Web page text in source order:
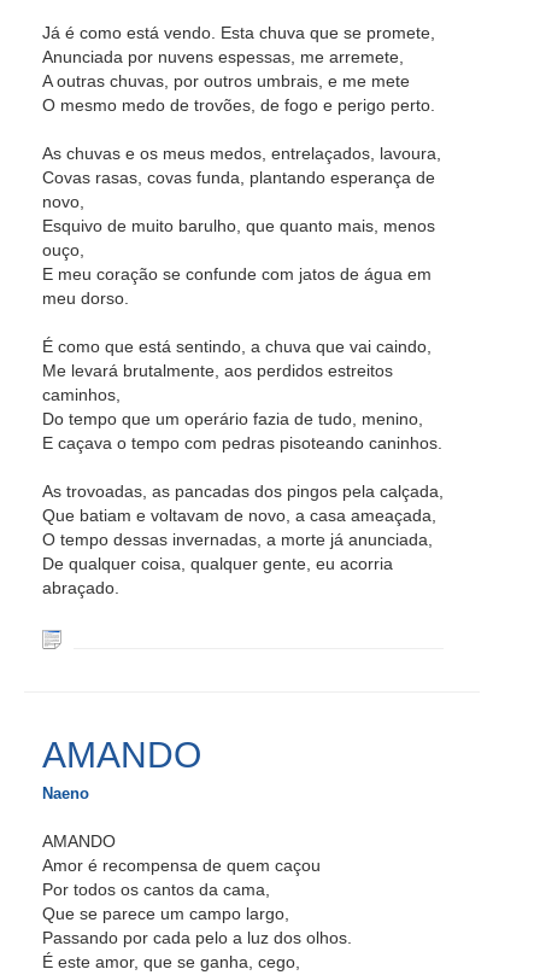
Já é como está vendo. Esta chuva que se promete,
Anunciada por nuvens espessas, me arremete,
A outras chuvas, por outros umbrais, e me mete
O mesmo medo de trovões, de fogo e perigo perto.
As chuvas e os meus medos, entrelaçados, lavoura,
Covas rasas, covas funda, plantando esperança de
novo,
Esquivo de muito barulho, que quanto mais, menos
ouço,
E meu coração se confunde com jatos de água em
meu dorso.
É como que está sentindo, a chuva que vai caindo,
Me levará brutalmente, aos perdidos estreitos
caminhos,
Do tempo que um operário fazia de tudo, menino,
E caçava o tempo com pedras pisoteando caninhos.
As trovoadas, as pancadas dos pingos pela calçada,
Que batiam e voltavam de novo, a casa ameaçada,
O tempo dessas invernadas, a morte já anunciada,
De qualquer coisa, qualquer gente, eu acorria
abraçado.
AMANDO
Naeno
AMANDO
Amor é recompensa de quem caçou
Por todos os cantos da cama,
Que se parece um campo largo,
Passando por cada pelo a luz dos olhos.
É este amor, que se ganha, cego,